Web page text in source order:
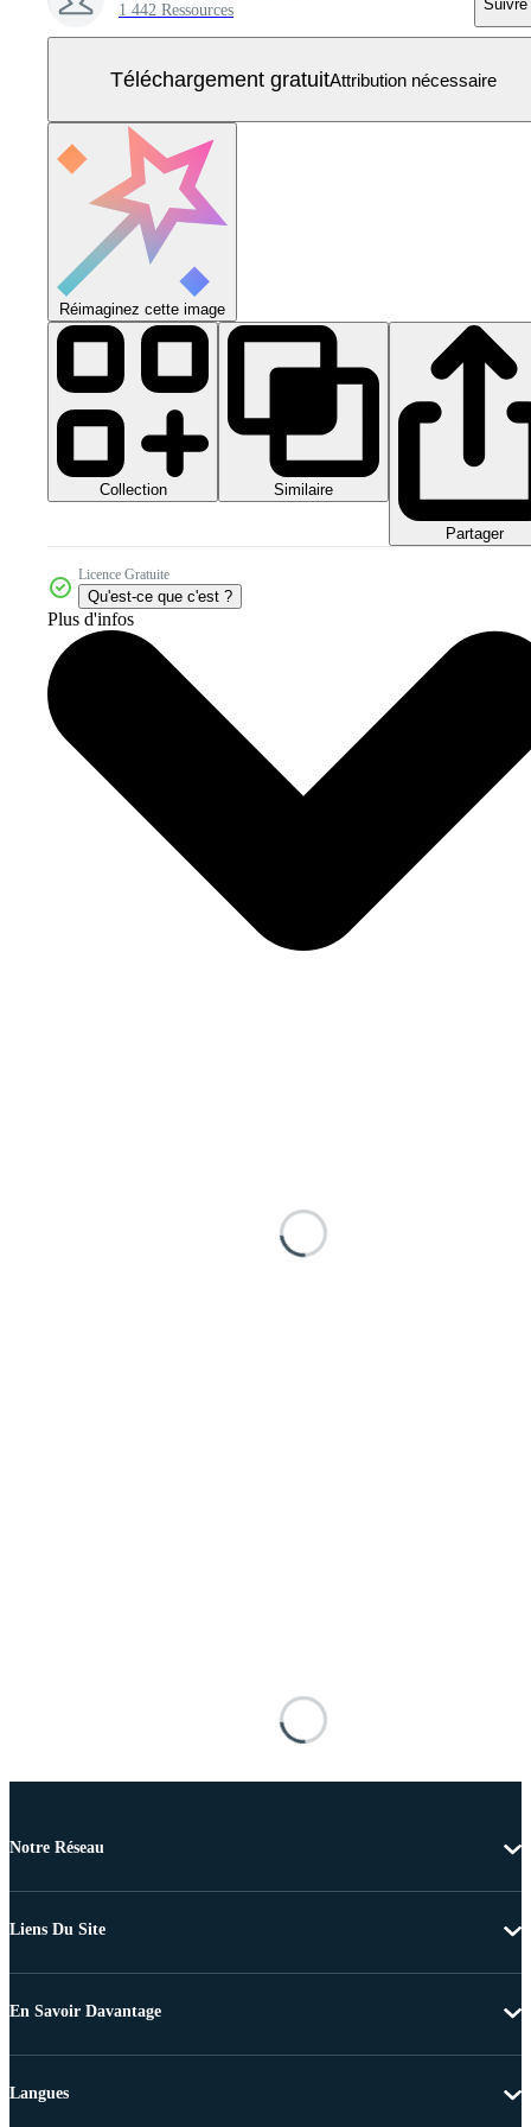
1 442 Ressources Suivre
Téléchargement gratuitAttribution nécessaire
Réimaginez cette image
Collection Similaire
Partager
Licence Gratuite
Qu'est-ce que c'est ?
Plus d'infos
Notre Réseau
Liens Du Site
En Savoir Davantage
Langues